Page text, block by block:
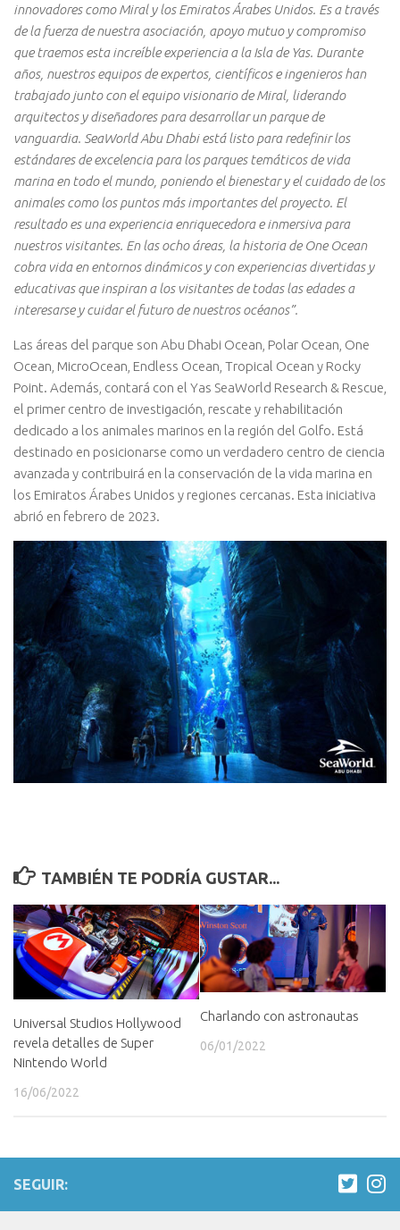
innovadores como Miral y los Emiratos Árabes Unidos. Es a través
de la fuerza de nuestra asociación, apoyo mutuo y compromiso
que traemos esta increíble experiencia a la Isla de Yas. Durante
años, nuestros equipos de expertos, científicos e ingenieros han
trabajado junto con el equipo visionario de Miral, liderando
arquitectos y diseñadores para desarrollar un parque de
vanguardia. SeaWorld Abu Dhabi está listo para redefinir los
estándares de excelencia para los parques temáticos de vida
marina en todo el mundo, poniendo el bienestar y el cuidado de los
animales como los puntos más importantes del proyecto. El
resultado es una experiencia enriquecedora e inmersiva para
nuestros visitantes. En las ocho áreas, la historia de One Ocean
cobra vida en entornos dinámicos y con experiencias divertidas y
educativas que inspiran a los visitantes de todas las edades a
interesarse y cuidar el futuro de nuestros océanos”.
Las áreas del parque son Abu Dhabi Ocean, Polar Ocean, One
Ocean, MicroOcean, Endless Ocean, Tropical Ocean y Rocky
Point. Además, contará con el Yas SeaWorld Research & Rescue,
el primer centro de investigación, rescate y rehabilitación
dedicado a los animales marinos en la región del Golfo. Está
destinado en posicionarse como un verdadero centro de ciencia
avanzada y contribuirá en la conservación de la vida marina en
los Emiratos Árabes Unidos y regiones cercanas. Esta iniciativa
abrió en febrero de 2023.
TAMBIÉN TE PODRÍA GUSTAR...
Universal Studios Hollywood
revela detalles de Super
Nintendo World
16/06/2022
Charlando con astronautas
06/01/2022
SEGUIR: